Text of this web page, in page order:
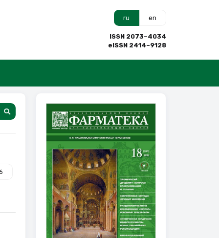
ru en
ISSN 2073–4034
eISSN 2414–9128